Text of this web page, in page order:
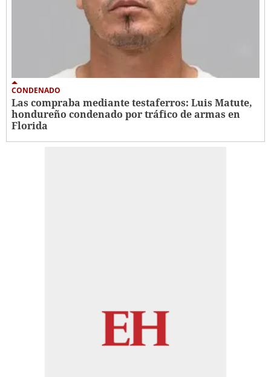
CONDENADO
Las compraba mediante testaferros: Luis Matute,
hondureño condenado por tráfico de armas en
Florida